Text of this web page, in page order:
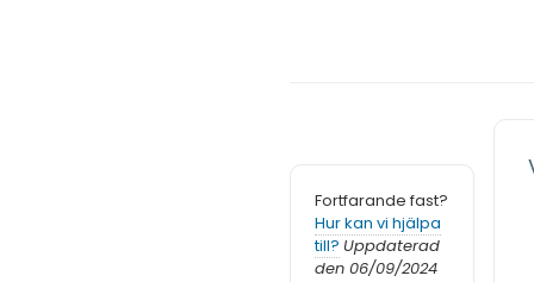
Fortfarande fast?
Hur kan vi hjälpa
till? Uppdaterad
den 06/09/2024